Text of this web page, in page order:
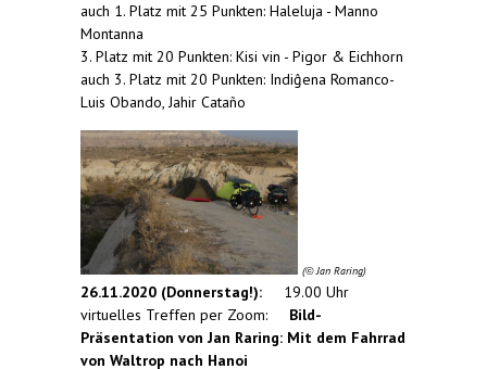
auch 1. Platz mit 25 Punkten: Haleluja - Manno
Montanna
3. Platz mit 20 Punkten: Kisi vin - Pigor & Eichhorn
auch 3. Platz mit 20 Punkten: Indiĝena Romanco-
Luis Obando, Jahir Cataño
(©Jan Raring)
26.11.2020 (Donnerstag!): 19.00 Uhr
virtuelles Treffen per Zoom: Bild-
Präsentation von Jan Raring: Mit dem Fahrrad
von Waltrop nach Hanoi